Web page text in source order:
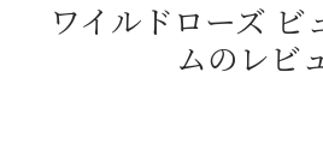
ワイルドローズ ビ
ムのレビ